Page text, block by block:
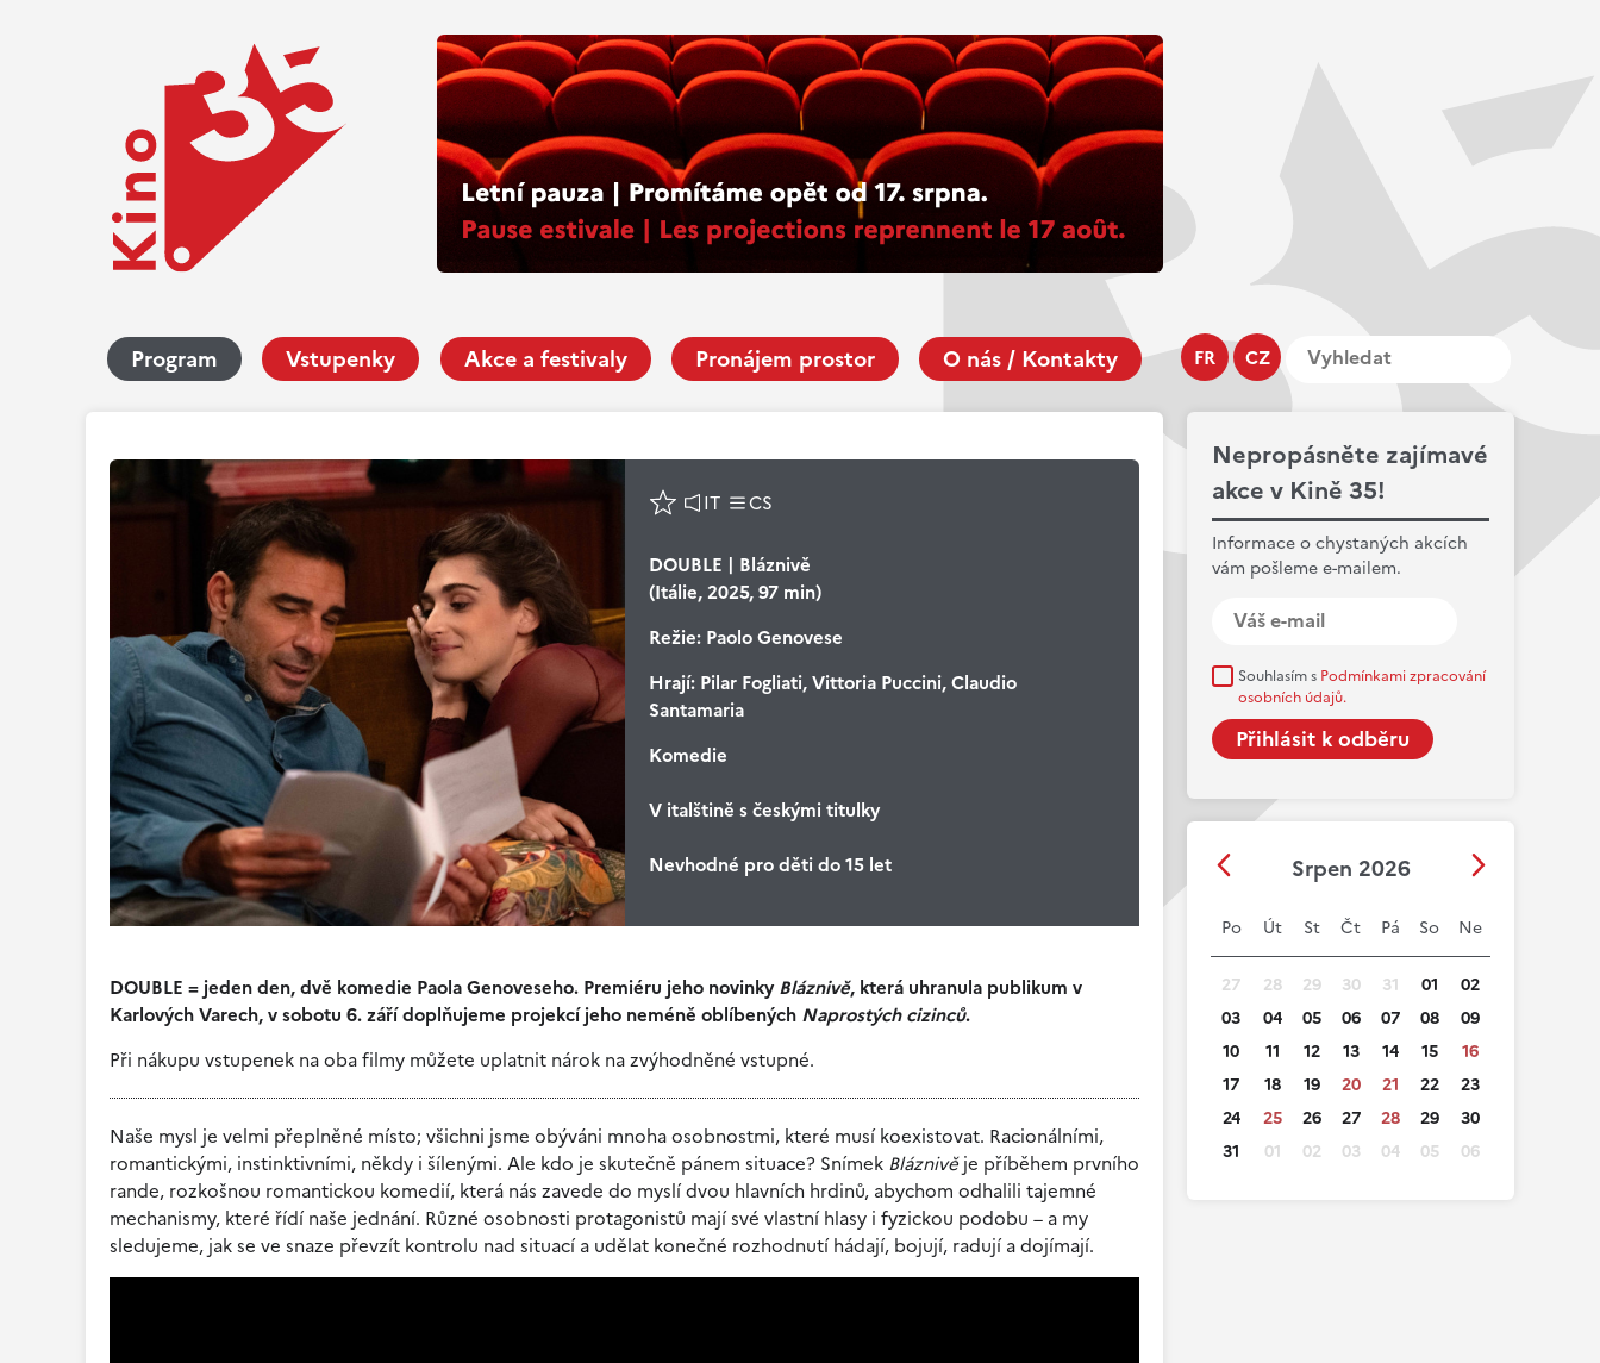
FR CZ
Program Vstupenky Akce a festivaly Pronájem prostor O nás / Kontakty
Nepropásněte zajímavé
akce v Kině 35!
Informace o chystaných akcích
vám pošleme e-mailem.
Souhlasím s Podmínkami zpracování
osobních údajů.
Srpen 2026
Po Út St Čt Pá So Ne
27 28 29 30 31 01
02
03
04 05 06 07 08
09
10
11 12 13 14 15
16
17
18 19 20 21 22
23
24
25 26 27 28 29
30
31
01 02 03 04 05 06
IT CS
DOUBLE | Bláznivě
(Itálie, 2025, 97 min)
Režie:Paolo Genovese
Hrají:Pilar Fogliati, Vittoria Puccini, Claudio
Santamaria
Komedie
V italštině s českými titulky
Nevhodné pro děti do 15 let
DOUBLE = jeden den, dvě komedie Paola Genoveseho. Premiéru jeho novinkyBláznivě, která uhranula publikum v
Karlových Varech, v sobotu 6. září doplňujeme projekcí jeho neméně oblíbených Naprostých cizinců.
Při nákupu vstupenek na oba filmy můžete uplatnit nárok na zvýhodněné vstupné.
Naše mysl je velmi přeplněné místo; všichni jsme obýváni mnoha osobnostmi, které musí koexistovat. Racionálními,
romantickými, instinktivními, někdy i šílenými. Ale kdo je skutečně pánem situace? Snímek Bláznivěje příběhem prvního
rande, rozkošnou romantickou komedií, která nás zavede do myslí dvou hlavních hrdinů, abychom odhalili tajemné
mechanismy, které řídí naše jednání. Různé osobnosti protagonistů mají své vlastní hlasy i fyzickou podobu – a my
sledujeme, jak se ve snaze převzít kontrolu nad situací a udělat konečné rozhodnutí hádají, bojují, radují a dojímají.